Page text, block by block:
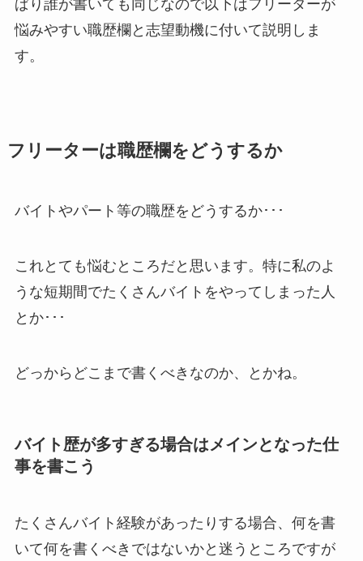
ぱり誰が書いても同じなので以下はフリーターが
悩みやすい職歴欄と志望動機に付いて説明しま
す。
フリーターは職歴欄をどうするか
バイトやパート等の職歴をどうするか･･･
これとても悩むところだと思います。特に私のよ
うな短期間でたくさんバイトをやってしまった人
とか･･･
どっからどこまで書くべきなのか、とかね。
バイト歴が多すぎる場合はメインとなった仕
事を書こう
たくさんバイト経験があったりする場合、何を書
いて何を書くべきではないかと迷うところですが